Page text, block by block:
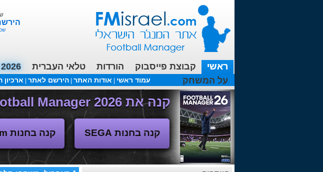
ראשי קבוצת פייסבוק הורדות טלאי העברית
על המשחק
עמוד ראשי אודות האתר |הירשם לאתר
עכשיו בפורומים:מנג'ר 2010 - טבלת הליגה
קנה את Football Manager 2026 - משחק המנג'ר החדש!
קנה בחנות SEGA קנה בחנות Steam